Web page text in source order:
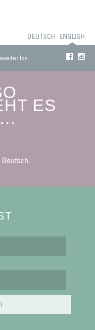
DEUTSCH ENGLISH
PRICES CONTACT
wieder los…
ES
Deutsch.